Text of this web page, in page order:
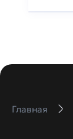
Главная